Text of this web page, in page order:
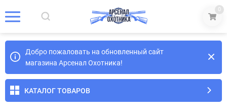
0
Добро пожаловать на обновленный сайт
магазина Арсенал Охотника!
КАТАЛОГ ТОВАРОВ